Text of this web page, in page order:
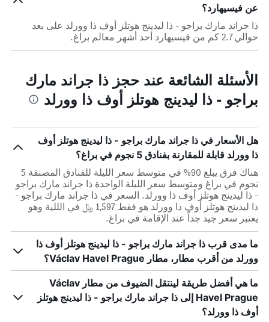
عن فيسيهارد؟
ذا جراند مارك براجو - ذا ليدينج هوتلز أوف ذا وورلد على بعد
حوالي 2.7 كم من فيسيهارد أحد أشهر معالم براغ.
الأسئلة الشائعة عند حجز ذا جراند مارك
براجو - ذا ليدينج هوتلز أوف ذا وورلد
هل الأسعار في ذا جراند مارك براجو - ذا ليدينج هوتلز أوف
ذا وورلد قابلة للمقارنة بفنادق 5 نجوم في براغ؟
هناك فرق يبلغ 90% في متوسط ​​سعر الليلة للفنادق المصنفة 5
نجوم في براغ ومتوسط ​​سعر الليلة الواحدة ذا جراند مارك براجو
- ذا ليدينج هوتلز أوف ذا وورلد. السعر في ذا جراند مارك براجو -
ذا ليدينج هوتلز أوف ذا وورلد هو فقط 1,597 ﷼ في الللية وهو
يعتبر سعر جيد جداً عند الإقامة في براغ.
ما مدى قرب ذا جراند مارك براجو - ذا ليدينج هوتلز أوف ذا
وورلد من أقرب مطار، مطار Václav Havel Prague؟
ما هي أفضل طريقة لينتقل الضيوف من مطار Václav
Havel Prague إلى ذا جراند مارك براجو - ذا ليدينج هوتلز
أوف ذا وورلد؟